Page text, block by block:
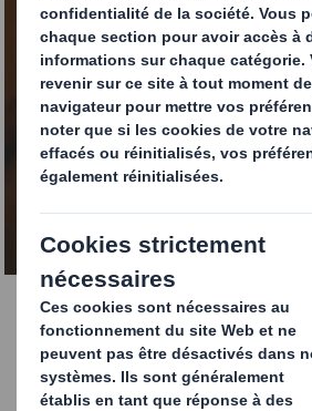
E-commerce
EN SAVOIR PLUS